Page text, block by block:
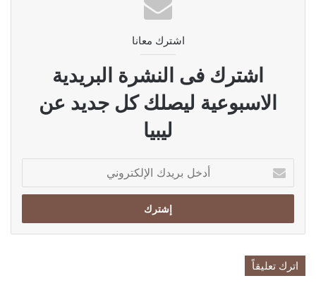
اشترك معانا
اشترك فى النشرة البريدية
الاسبوعية ليصلك كل جديد عن
ليبيا
بريدك
الإلكتروني
اترك تعليقاً